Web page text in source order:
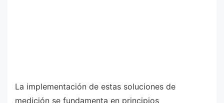
La implementación de estas soluciones de
medición se fundamenta en principios